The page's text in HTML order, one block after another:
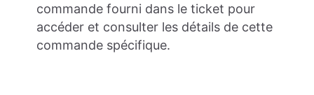
commande fourni dans le ticket pour
accéder et consulter les détails de cette
commande spécifique.